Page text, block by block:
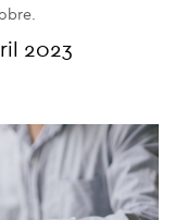
2023